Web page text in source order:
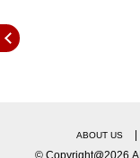
ABOUT US
©